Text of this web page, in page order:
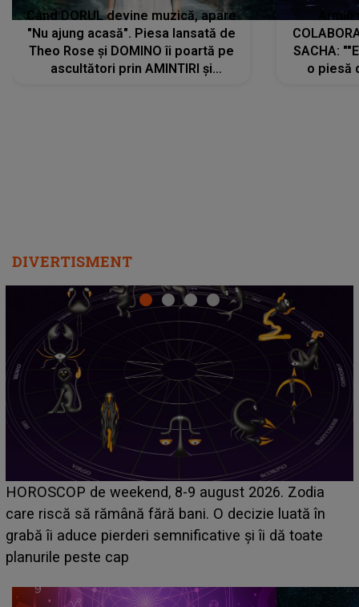
Când DORUL devine muzică, apare
"Nu ajung acasă". Piesa lansată de
Theo Rose și DOMINO îi poartă pe
ascultători prin AMINTIRI și
SACHA:
o piesă
DIVERTISMENT
Emanuel a ținut ACEST DETALIU ASCUNS până
acum! În fața Alexandrei, concurentul din Casa Iubirii
face o MĂRTURISIRE NEAȘTEPTATĂ despre mama
sa: "I-am spus și ei în față, eu nu te iubesc pentru